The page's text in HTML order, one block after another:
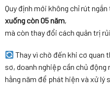
Quy định mới không chỉ rút
xuống còn 05 năm,
mà còn thay đổi cách quản trị
Thay vì chờ đến khi cơ quan
sơ, doanh nghiệp cần chủ động
hằng năm để phát hiện và xử lý